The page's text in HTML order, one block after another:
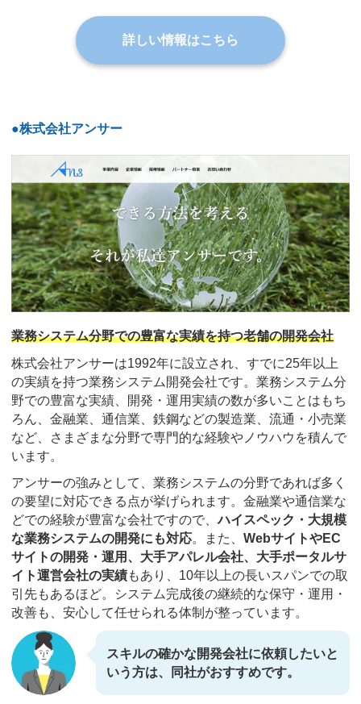
詳しい情報はこちら
●株式会社アンサー
業務システム分野での豊富な実績を持つ老舗の開発会社
株式会社アンサーは1992年に設立され、すでに25年以上
の実績を持つ業務システム開発会社です。業務システム分
野での豊富な実績、開発・運用実績の数が多いことはもち
ろん、金融業、通信業、鉄鋼などの製造業、流通・小売業
など、さまざまな分野で専門的な経験やノウハウを積んで
います。
アンサーの強みとして、業務システムの分野であれば多く
の要望に対応できる点が挙げられます。金融業や通信業な
どでの経験が豊富な会社ですので、ハイスペック・大規模
な業務システムの開発にも対応。また、 WebサイトやEC
サイトの開発・運用、大手アパレル会社、大手ポータルサ
イト運営会社の実績もあり、10年以上の長いスパンでの取
引先もあるほど。システム完成後の継続的な保守・運用・
改善も、安心して任せられる体制が整っています。
スキルの確かな開発会社に依頼したいと
いう方は、同社がおすすめです。